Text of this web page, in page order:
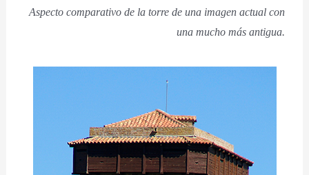
Aspecto comparativo de la torre de una imagen actual con
una mucho más antigua.